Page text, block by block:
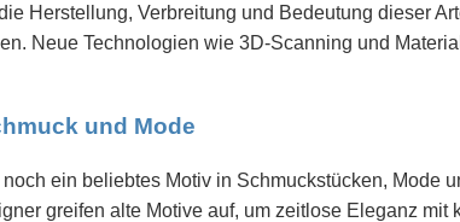
Herstellung, Verbreitung und Bedeutung dieser
Neue Technologien wie 3D-Scanning und
und Mode
ein beliebtes Motiv in Schmuckstücken, Mode
greifen alte Motive auf, um zeitlose Eleganz